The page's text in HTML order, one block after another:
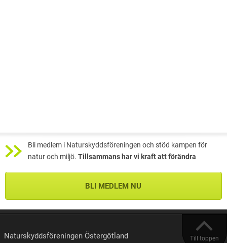
Bli medlem i Naturskyddsföreningen och stöd kampen för
natur och miljö. Tillsammans har vi kraft att förändra
BLI MEDLEM NU
Till toppen
Naturskyddsföreningen Östergötland